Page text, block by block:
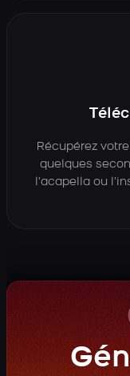
Récupérez
quelques
l’acapella ou